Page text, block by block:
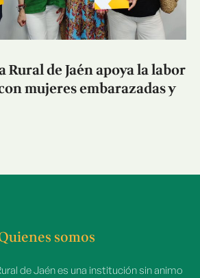
Rural de Jaén apoya la labor
mujeres embarazadas y
somos
de Jaén es una institución sin animo